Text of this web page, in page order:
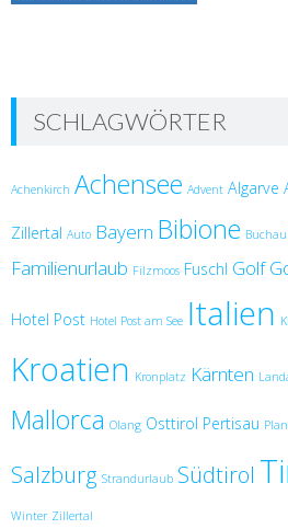
SCHLAGWÖRTER
Achenkirch Achensee Advent Algarve
Zillertal Auto Bayern Bibione Buchau
Familienurlaub Filzmoos Fuschl Golf
Hotel Post Hotel Post am See Italien
Kroatien Kronplatz Kärnten
Mallorca Olang Osttirol Pertisau
Salzburg Strandurlaub Südtirol
Winter Zillertal